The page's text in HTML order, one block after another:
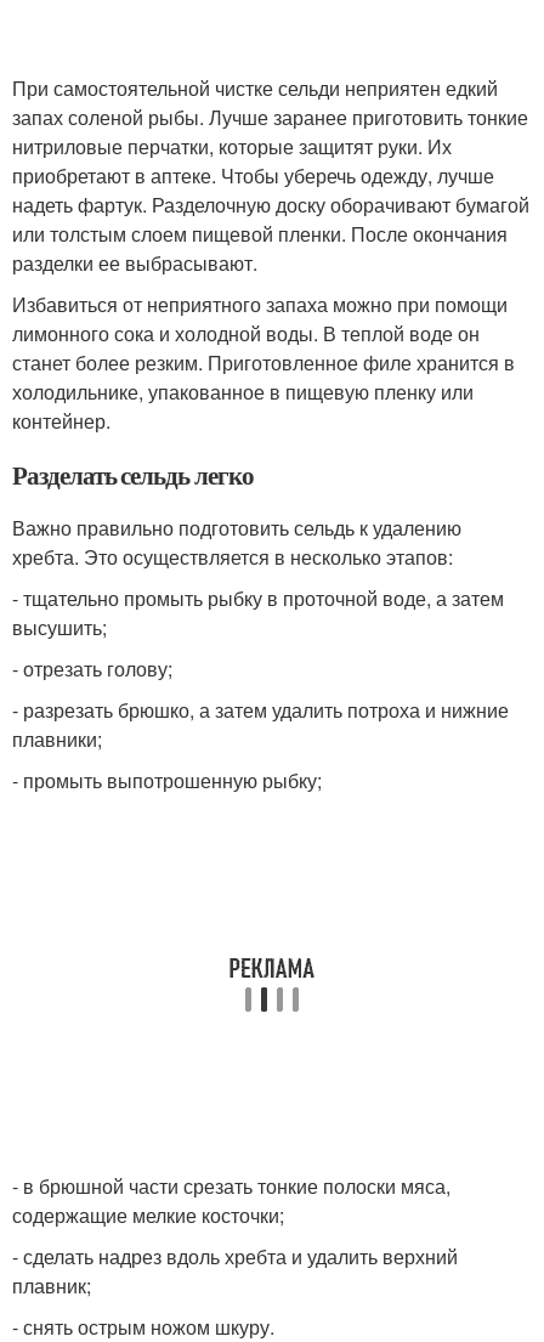
При самостоятельной чистке сельди неприятен едкий
запах соленой рыбы. Лучше заранее приготовить тонкие
нитриловые перчатки, которые защитят руки. Их
приобретают в аптеке. Чтобы уберечь одежду, лучше
надеть фартук. Разделочную доску оборачивают бумагой
или толстым слоем пищевой пленки. После окончания
разделки ее выбрасывают.
Избавиться от неприятного запаха можно при помощи
лимонного сока и холодной воды. В теплой воде он
станет более резким. Приготовленное филе хранится в
холодильнике, упакованное в пищевую пленку или
контейнер.
Разделать сельдь легко
Важно правильно подготовить сельдь к удалению
хребта. Это осуществляется в несколько этапов:
- тщательно промыть рыбку в проточной воде, а затем
высушить;
- отрезать голову;
- разрезать брюшко, а затем удалить потроха и нижние
плавники;
- промыть выпотрошенную рыбку;
- в брюшной части срезать тонкие полоски мяса,
содержащие мелкие косточки;
- сделать надрез вдоль хребта и удалить верхний
плавник;
- снять острым ножом шкуру.